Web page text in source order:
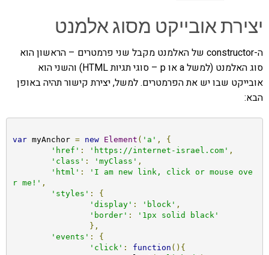
יצירת אובייקט מסוג אלמנט
ה-constructor של האלמנט מקבל שני פרמטרים – הראשון הוא
סוג האלמנט (למשל a או p – סוגי תגיות HTML) והשני הוא
אובייקט שבו יש את הפרמטרים. למשל, יצירת קישור תהיה באופן
הבא:
var myAnchor = new Element ( 'a' ,
{
'href' : 'https://internet-israel.com' ,
'class' : 'myClass' ,
'html' :
'I am new link, click or mouse ove
r me!' ,
'styles' :
{
'display' : 'block' ,
'border' :
'1px solid black'
},
'events' :
{
'click' : function (){